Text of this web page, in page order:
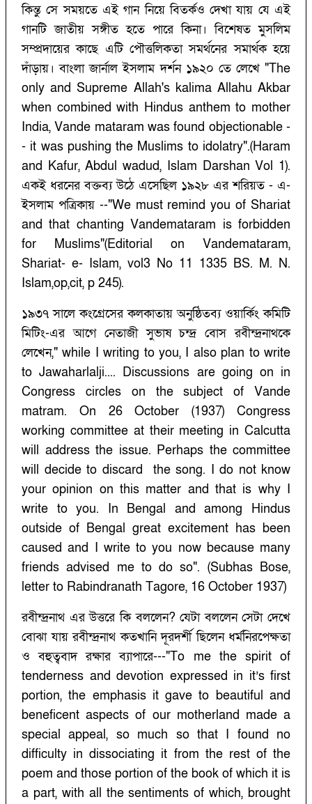
কিন্তু সে সময়তে এই গান নিয়ে বিতর্কও দেখা যায় যে এই
গানটি জাতীয় সঙ্গীত হতে পারে কিনা। বিশেষত মুসলিম
সম্প্রদায়ের কাছে এটি পৌত্তলিকতা সমর্থনের সমার্থক হয়ে
দাঁড়ায়। বাংলা জার্নাল ইসলাম দর্শন ১৯২০ তে লেখে "The
only and Supreme Allah's kalima Allahu Akbar
when combined with Hindus anthem to mother
India, Vande mataram was found objectionable -
- it was pushing the Muslims to idolatry".(Haram
and Kafur, Abdul wadud, Islam Darshan Vol 1).
একই ধরনের বক্তব্য উঠে এসেছিল ১৯২৮ এর শরিয়ত - এ-
ইসলাম পত্রিকায় --"We must remind you of Shariat
and that chanting Vandemataram is forbidden
for Muslims"(Editorial on Vandemataram,
Shariat- e- Islam, vol3 No 11 1335 BS. M. N.
Islam,op,cit, p 245).
১৯৩৭ সালে কংগ্রেসের কলকাতায় অনুষ্ঠিতব্য ওয়ার্কিং কমিটি
মিটিং-এর আগে নেতাজী সুভাষ চন্দ্র বোস রবীন্দ্রনাথকে
লেখেন," while I writing to you, I also plan to write
to Jawaharlalji.... Discussions are going on in
Congress circles on the subject of Vande
matram. On 26 October (1937) Congress
working committee at their meeting in Calcutta
will address the issue. Perhaps the committee
will decide to discard the song. I do not know
your opinion on this matter and that is why I
write to you. In Bengal and among Hindus
outside of Bengal great excitement has been
caused and I write to you now because many
friends advised me to do so". (Subhas Bose,
letter to Rabindranath Tagore, 16 October 1937)
রবীন্দ্রনাথ এর উত্তরে কি বললেন? যেটা বললেন সেটা দেখে
বোঝা যায় রবীন্দ্রনাথ কতখানি দূরদর্শী ছিলেন ধর্মনিরপেক্ষতা
ও বহুত্ববাদ রক্ষার ব্যাপারে---"To me the spirit of
tenderness and devotion expressed in it’s first
portion, the emphasis it gave to beautiful and
beneficent aspects of our motherland made a
special appeal, so much so that I found no
difficulty in dissociating it from the rest of the
poem and those portion of the book of which it is
a part, with all the sentiments of which, brought